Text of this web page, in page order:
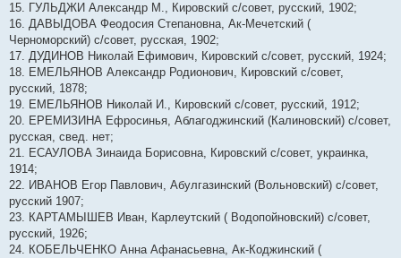
15. ГУЛЬДЖИ Александр М., Кировский с/совет, русский, 1902;
16. ДАВЫДОВА Феодосия Степановна, Ак-Мечетский (
Черноморский) с/совет, русская, 1902;
17. ДУДИНОВ Николай Ефимович, Кировский с/совет, русский, 1924;
18. ЕМЕЛЬЯНОВ Александр Родионович, Кировский с/совет,
русский, 1878;
19. ЕМЕЛЬЯНОВ Николай И., Кировский с/совет, русский, 1912;
20. ЕРЕМИЗИНА Ефросинья, Аблагоджинский (Калиновский) с/совет,
русская, свед. нет;
21. ЕСАУЛОВА Зинаида Борисовна, Кировский с/совет, украинка,
1914;
22. ИВАНОВ Егор Павлович, Абулгазинский (Вольновский) с/совет,
русский 1907;
23. КАРТАМЫШЕВ Иван, Карлеутский ( Водопойновский) с/совет,
русский, 1926;
24. КОБЕЛЬЧЕНКО Анна Афанасьевна, Ак-Коджинский (